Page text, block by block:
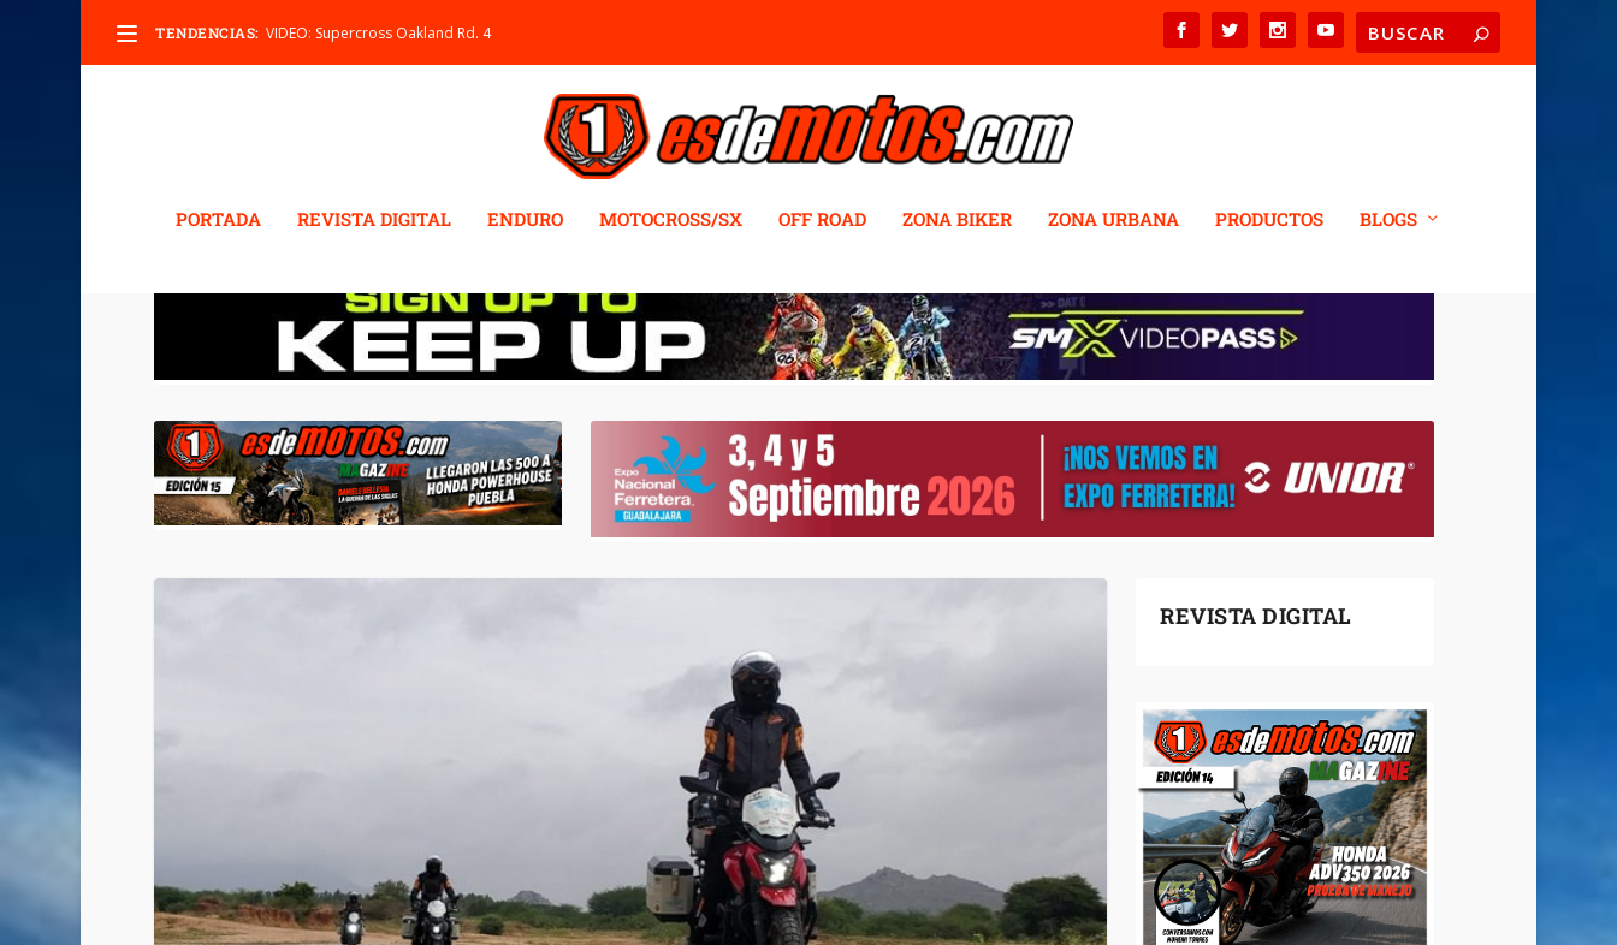
TENDENCIAS: VIDEO: Supercross Oakland Rd. 4
PORTADA REVISTA DIGITAL ENDURO MOTOCROSS/SX OFF ROAD ZONA BIKER ZONA URBANA PRODUCTOS BLOGS
REVISTA DIGITAL